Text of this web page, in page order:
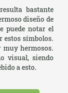
bastante
diseño de
puede notar el
estos símbolos.
muy hermosos.
visual, siendo
a esto.